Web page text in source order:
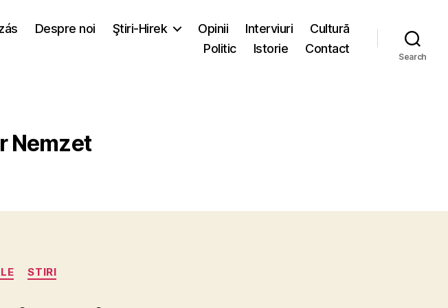
Despre noi Ştiri-Hirek Opinii Interviuri
Cultură
Politic
Istorie Contact
Search
Nemzet
STIRI